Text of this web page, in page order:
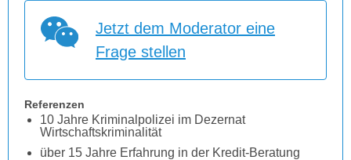
Jetzt dem Moderator eine
Frage stellen
Referenzen
10 Jahre Kriminalpolizei im Dezernat
Wirtschaftskriminalität
über 15 Jahre Erfahrung in der Kredit-Beratung